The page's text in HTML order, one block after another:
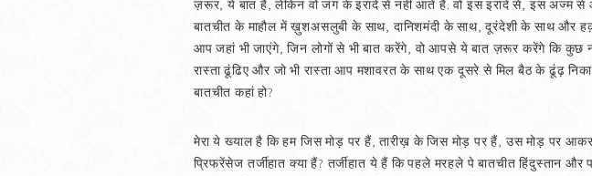
ज़रूर, ये बात है, लेकिन वो जंग के इरादे से नहीं आते हैं. वो इस इरादे से, इस अज्म से
बातचीत के माहौल में ख़ुशअसलुबी के साथ, दानिशमंदी के साथ, दूरंदेशी के साथ और
आप जहां भी जाएंगे, जिन लोगों से भी बात करेंगे, वो आपसे ये बात ज़रूर करेंगे कि
रास्ता ढूंढिए और जो भी रास्ता आप मशावरत के साथ एक दूसरे से मिल बैठ के ढूंढ़
बातचीत कहां हो?
मेरा ये ख्याल है कि हम जिस मोड़ पर हैं, तारीख़ के जिस मोड़ पर हैं, उस मोड़ पर
प्रिफरेंसेज तर्जीहात क्या हैं? तर्जीहात ये हैं कि पहले मरहले पे बातचीत हिंदुस्तान